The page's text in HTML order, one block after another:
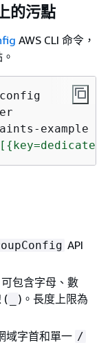
的污點
AWS CLI 命令，
example
{
API
包含字母、數
(
)。長度上限為
域字首和單一 /